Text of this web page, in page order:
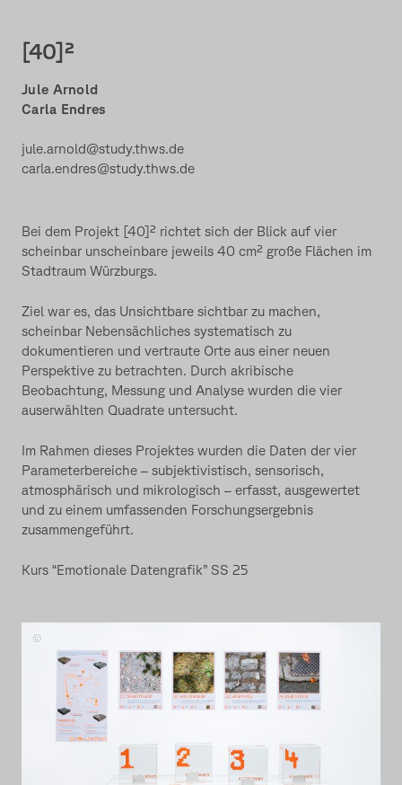
[40]²
Jule Arnold
Carla Endres
jule.arnold@study.thws.de
carla.endres@study.thws.de
Bei dem Projekt [40]² richtet sich der Blick auf vier
scheinbar unscheinbare jeweils 40 cm² große Flächen im
Stadtraum Würzburgs.
Ziel war es, das Unsichtbare sichtbar zu machen,
scheinbar Nebensächliches systematisch zu
dokumentieren und vertraute Orte aus einer neuen
Perspektive zu betrachten. Durch akribische
Beobachtung, Messung und Analyse wurden die vier
auserwählten Quadrate untersucht.
Im Rahmen dieses Projektes wurden die Daten der vier
Parameterbereiche – subjektivistisch, sensorisch,
atmosphärisch und mikrologisch – erfasst, ausgewertet
und zu einem umfassenden Forschungsergebnis
zusammengeführt.
Kurs “Emotionale Datengrafik” SS 25